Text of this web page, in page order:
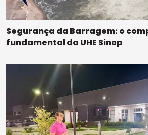
Segurança da Barragem: o
fundamental da UHE Sinop